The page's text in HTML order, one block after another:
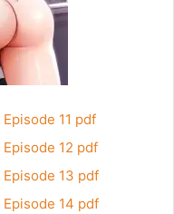
Episode 11 pdf
Episode 12 pdf
Episode 13 pdf
Episode 14 pdf